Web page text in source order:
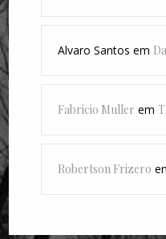
Alvaro Santos em
Fabricio Muller em
Robertson Frizero